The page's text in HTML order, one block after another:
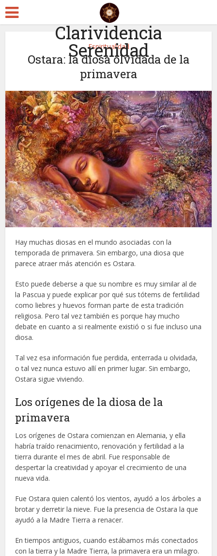
Clarividencia
Serenidad
Espiritualidad
Ostara: la diosa olvidada de la
primavera
Hay muchas diosas en el mundo asociadas con la
temporada de primavera. Sin embargo, una diosa que
parece atraer más atención es Ostara.
Esto puede deberse a que su nombre es muy similar al de
la Pascua y puede explicar por qué sus tótems de fertilidad
como liebres y huevos forman parte de esta tradición
religiosa. Pero tal vez también es porque hay mucho
debate en cuanto a si realmente existió o si fue incluso una
diosa.
Tal vez esa información fue perdida, enterrada u olvidada,
o tal vez nunca estuvo allí en primer lugar. Sin embargo,
Ostara sigue viviendo.
Los orígenes de la diosa de la
primavera
Los orígenes de Ostara comienzan en Alemania, y ella
habría traído renacimiento, renovación y fertilidad a la
tierra durante el mes de abril. Fue responsable de
despertar la creatividad y apoyar el crecimiento de una
nueva vida.
Fue Ostara quien calentó los vientos, ayudó a los árboles a
brotar y derretir la nieve. Fue la presencia de Ostara la que
ayudó a la Madre Tierra a renacer.
En tiempos antiguos, cuando estábamos más conectados
con la tierra y la Madre Tierra, la primavera era un milagro.